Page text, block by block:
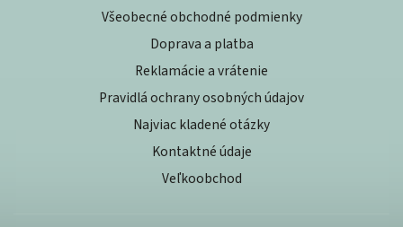
Všeobecné obchodné podmienky
Doprava a platba
Reklamácie a vrátenie
Pravidlá ochrany osobných údajov
Najviac kladené otázky
Kontaktné údaje
Veľkoobchod